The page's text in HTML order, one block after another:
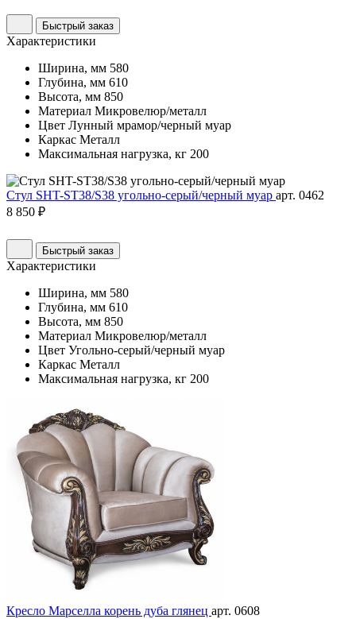
Быстрый заказ
Характеристики
Ширина, мм 580
Глубина, мм 610
Высота, мм 850
Материал Микровелюр/металл
Цвет Лунный мрамор/черный муар
Каркас Металл
Максимальная нагрузка, кг 200
Стул SHT-ST38/S38 угольно-серый/черный муар арт. 0462
8 850 ₽
Быстрый заказ
Характеристики
Ширина, мм 580
Глубина, мм 610
Высота, мм 850
Материал Микровелюр/металл
Цвет Угольно-серый/черный муар
Каркас Металл
Максимальная нагрузка, кг 200
Кресло Марселла корень дуба глянец арт. 0608